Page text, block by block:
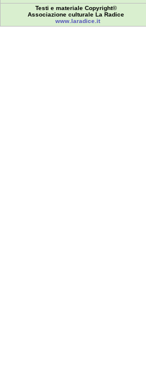
Testi e materiale Copyright©
Associazione culturale La Radice
www.laradice.it